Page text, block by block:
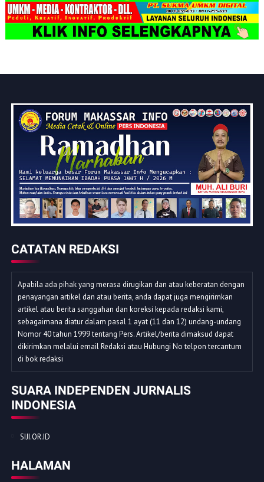
CATATAN REDAKSI
Apabila ada pihak yang merasa dirugikan dan atau keberatan dengan
penayangan artikel dan atau berita, anda dapat juga mengirimkan
artikel atau berita sanggahan dan koreksi kepada redaksi kami,
sebagaimana diatur dalam pasal 1 ayat (11 dan 12) undang-undang
Nomor 40 tahun 1999 tentang Pers. Artikel/berita dimaksud dapat
dikirimkan melalui email Redaksi atau Hubungi No telpon tercantum
di bok redaksi
SUARA INDEPENDEN JURNALIS
INDONESIA
SIJI.OR.ID
HALAMAN